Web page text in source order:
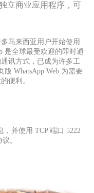
立商业应用程序，可
马来西亚用户开始使用
是全球最受欢迎的即时通
讯方式，已成为许多工
WhatsApp Web 为需要
便利。
，并使用 TCP 端口 5222
。